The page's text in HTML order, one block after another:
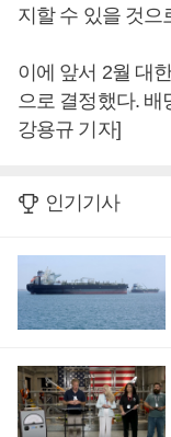
지할 수 있을 것으
이에 앞서 2월 대
으로 결정했다. 배
강용규 기자]
인기기사